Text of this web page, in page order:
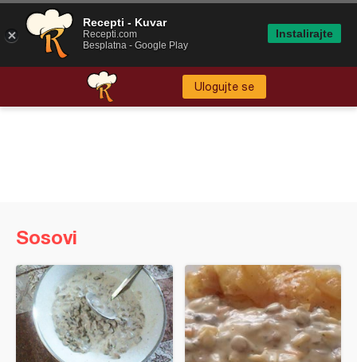
Ulogujte se
Sosovi
Recepti - Kuvar
Recepti.com
Besplatna - Google Play
Instalirajte